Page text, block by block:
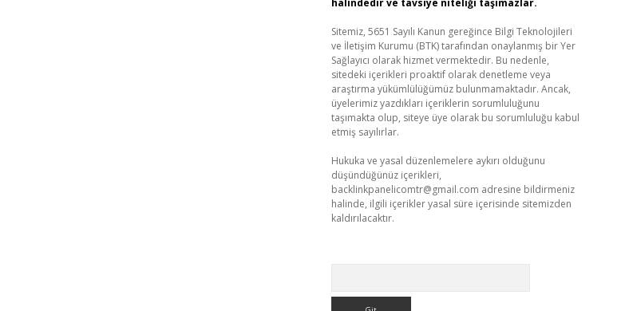
halindedir ve tavsiye niteliği taşımazlar.
Sitemiz, 5651 Sayılı Kanun gereğince Bilgi Teknolojileri
ve İletişim Kurumu (BTK) tarafından onaylanmış bir Yer
Sağlayıcı olarak hizmet vermektedir. Bu nedenle,
sitedeki içerikleri proaktif olarak denetleme veya
araştırma yükümlülüğümüz bulunmamaktadır. Ancak,
üyelerimiz yazdıkları içeriklerin sorumluluğunu
taşımakta olup, siteye üye olarak bu sorumluluğu kabul
etmiş sayılırlar.
Hukuka ve yasal düzenlemelere aykırı olduğunu
düşündüğünüz içerikleri,
backlinkpanelicomtr@gmail.com adresine bildirmeniz
halinde, ilgili içerikler yasal süre içerisinde sitemizden
kaldırılacaktır.